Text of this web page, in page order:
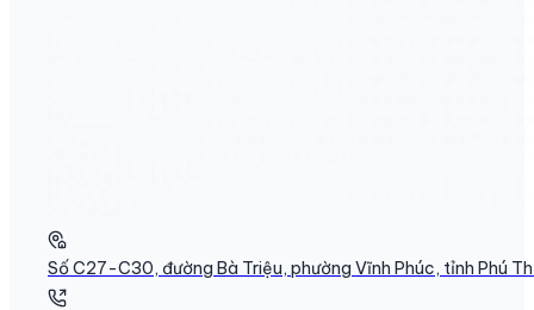
Số C27-C30, đường Bà Triệu, phường Vĩnh Phúc, tỉnh Phú